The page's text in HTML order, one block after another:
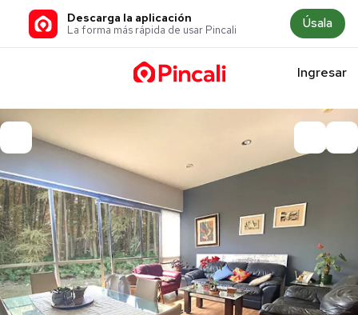
Descarga la aplicación
La forma más rápida de usar Pincali Úsala
Ingresar